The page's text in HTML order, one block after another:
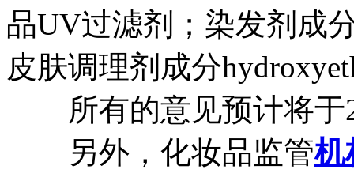
品UV过滤剂；染发剂成
皮肤调理剂成分
所有的意见预计将于
另外，化妆品监管机